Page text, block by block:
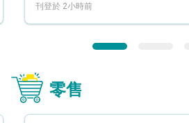
刊登於 2小時前
零售